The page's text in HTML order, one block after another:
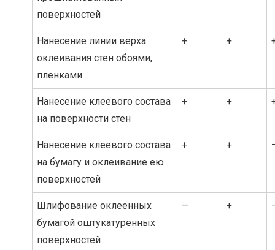
поверхностей
Нанесение линии верха
оклеивания стен обоями,
пленками
+ +
Нанесение клеевого состава
на поверхности стен
+ +
Нанесение клеевого состава
на бумагу и оклеивание ею
поверхностей
+ +
Шлифование оклеенных
бумагой оштукатуренных
поверхностей
— +